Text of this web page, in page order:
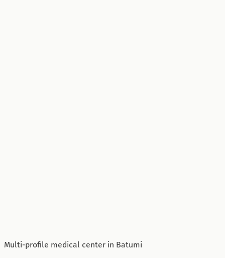
Multi-profile medical center in Batumi